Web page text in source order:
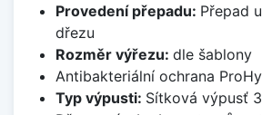
Provedení přepadu: Přepad
dřezu
Rozměr výřezu: dle šablony
Antibakteriální ochrana
Typ výpusti: Sítková výpusť